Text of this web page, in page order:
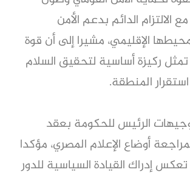
الالتزام الدائم بدعم الأمن
الإقليمي، مشيرا إلى أن قوة
تمثل ركيزة أساسية لتحقيق السلام
المنطقة.
الرئيس للحكومة بعقد
أوضاع الإعلام المصري، مؤكدا
إدراك القيادة السياسية للدور